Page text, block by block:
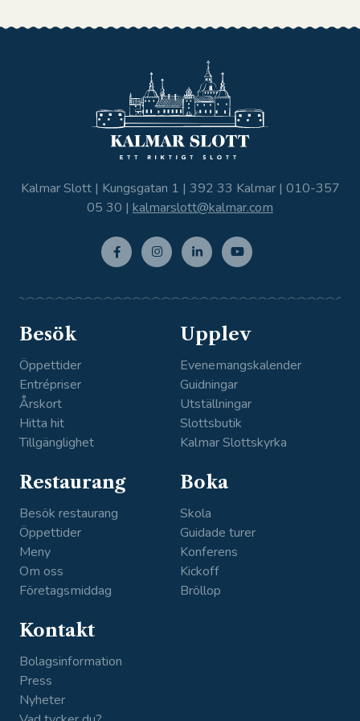
Kalmar Slott | Kungsgatan 1 | 392 33 Kalmar | 010-357
05 30 | kalmarslott@kalmar.com
Besök
Öppettider
Entrépriser
Årskort
Hitta hit
Tillgänglighet
Upplev
Evenemangskalender
Guidningar
Utställningar
Slottsbutik
Kalmar Slottskyrka
Restaurang
Besök restaurang
Öppettider
Meny
Om oss
Företagsmiddag
Boka
Skola
Guidade turer
Konferens
Kickoff
Bröllop
Kontakt
Bolagsinformation
Press
Nyheter